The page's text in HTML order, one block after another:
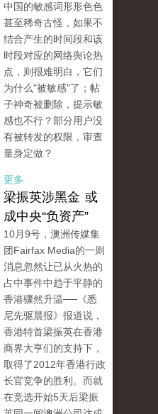
中国的敏感词形形色色
甚至稀奇古怪，如果不
结合产生的时间段和该
时段对应的网络舆论热
点，则很难明白，它们
为什么"被敏感"了；帖
子神奇被删除，提示敏
感也不行？部分用户没
有被转发的权限，审查
量身定做？
更多
梁振英涉黑金 或
成中央“负资产”
10月9号，澳洲传媒集
团Fairfax Media的一则
消息忽然让已从火热的
占中事件中趋于平静的
香港骤然升温──《悉
尼先驱晨报》报道说，
香港特首梁振英在香港
商界大亨们的支持下，
取得了2012年香港行政
长官竞争的胜利。而就
在竞选开始5天后梁振